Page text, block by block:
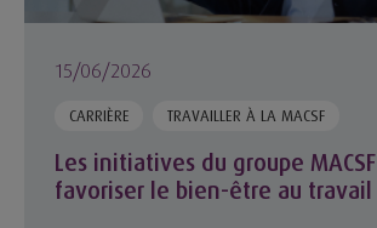
15/06/2026
CARRIÈRE TRAVAILLER À LA MACSF
Les initiatives du groupe
favoriser le bien-être au travail